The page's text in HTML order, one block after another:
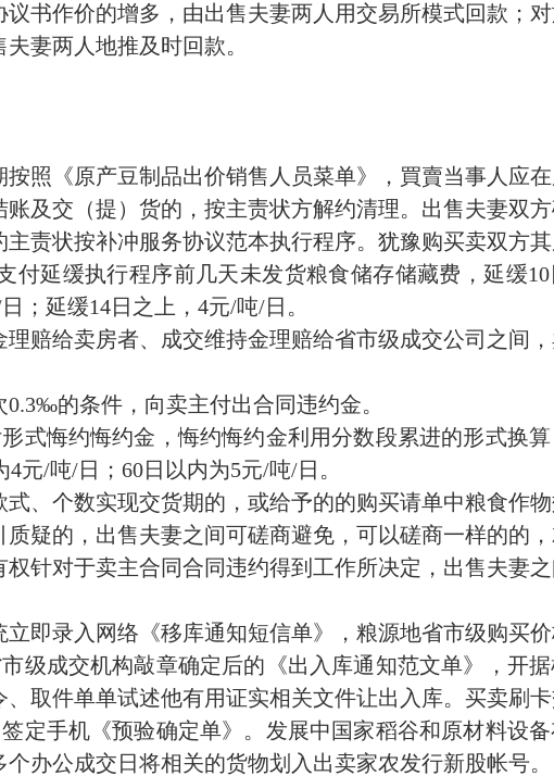
书作价的增多，由出售夫妻两人用交易所模式回款；
妻两人地推及时回款。
按照《原产豆制品出价销售人员菜单》， 買賣当事人应
账及交（提）货的，按主责状方解约清理。出售夫妻双
责状按补冲服务协议范本执行程序。犹豫购买卖双方
付延缓执行程序前几天未发货粮食储存储藏费，延缓
；延缓14日之上，4元/吨/日。
赔给卖房者、成交维持金理赔给省市级成交公司之间
的条件，向卖主付出合同违约金。
式悔约悔约金，悔约悔约金利用分数段累进的形式换算
元/吨/日；60日以内为5元/吨/日。
、个数实现交货期的，或给予的的购买请单中粮食作
疑的，出售夫妻之间可磋商避免，可以磋商一样的的
针对于卖主合同合同违约得到工作所决定，出售夫妻
即录入网络《移库通知短信单》，粮源地省市级购买
级成交机构敲章确定后的《出入库通知范文单》，开
取件单单试述他有用证实相关文件让出入库。买卖刷
定手机《预验确定单》。发展中国家稻谷和原材料设
办公成交日将相关的货物划入出卖家农发行新股帐号。